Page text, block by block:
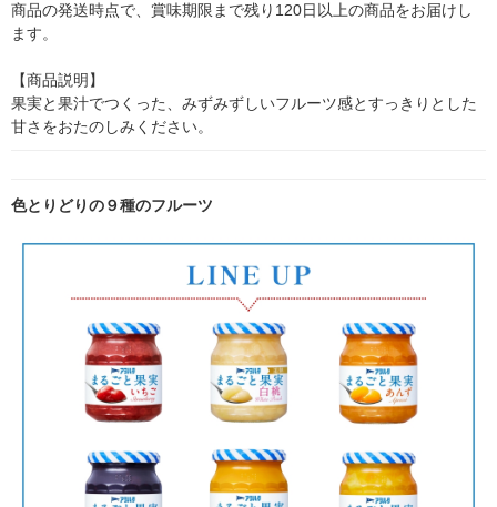
商品の発送時点で、賞味期限まで残り120日以上の商品をお届けし
ます。
【商品説明】
果実と果汁でつくった、みずみずしいフルーツ感とすっきりとした
甘さをおたのしみください。
色とりどりの９種のフルーツ